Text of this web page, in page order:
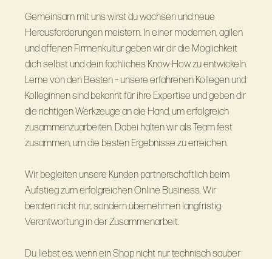
Gemeinsam mit uns wirst du wachsen und neue
Herausforderungen meistern. In einer modernen, agilen
und offenen Firmenkultur geben wir dir die Möglichkeit
dich selbst und dein fachliches Know-How zu entwickeln.
Lerne von den Besten – unsere erfahrenen Kollegen und
Kolleginnen sind bekannt für ihre Expertise und geben dir
die richtigen Werkzeuge an die Hand, um erfolgreich
zusammenzuarbeiten. Dabei halten wir als Team fest
zusammen, um die besten Ergebnisse zu erreichen.
Wir begleiten unsere Kunden partnerschaftlich beim
Aufstieg zum erfolgreichen Online Business. Wir
beraten nicht nur, sondern übernehmen langfristig
Verantwortung in der Zusammenarbeit.
Du liebst es, wenn ein Shop nicht nur technisch sauber